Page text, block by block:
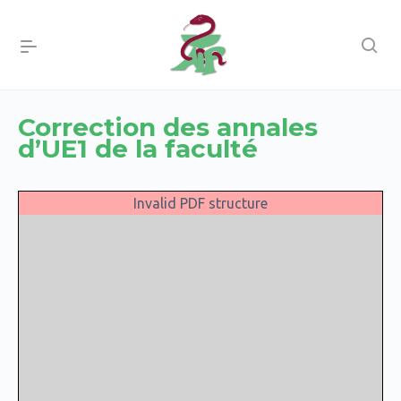
Correction des annales
d’UE1 de la faculté
Invalid PDF structure